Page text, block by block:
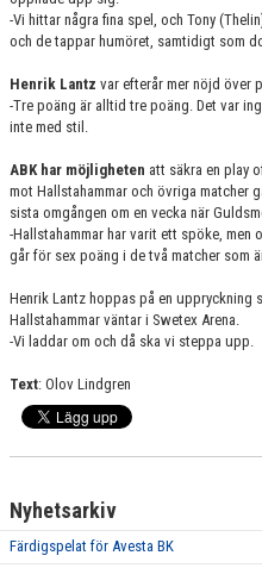
-Vi hittar några fina spel, och Tony
och de tappar humöret, samtidigt som
Henrik Lantz var efterår mer nöjd över
-Tre poäng är alltid tre poäng. Det var
inte med stil.
ABK har möjligheten att säkra en play
mot Hallstahammar och övriga matcher
sista omgången om en vecka när
-Hallstahammar har varit ett spöke, men
går för sex poäng i de två matcher som
Henrik Lantz hoppas på en uppryckning
Hallstahammar väntar i Swetex Arena.
-Vi laddar om och då ska vi steppa upp.
Text: Olov Lindgren
Nyhetsarkiv
Färdigspelat för Avesta BK